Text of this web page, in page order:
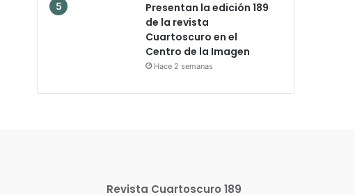
Presentan la edición 189
de la revista
Cuartoscuro en el
Centro de la Imagen
Hace 2 semanas
Revista Cuartoscuro 189